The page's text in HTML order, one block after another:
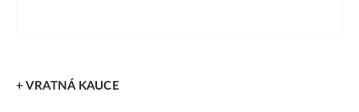
+ VRATNÁ KAUCE